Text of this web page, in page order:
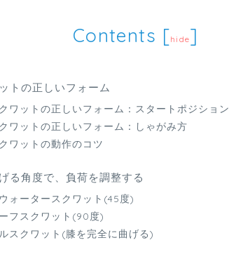
Contents [hide]
トの正しいフォーム
ワットの正しいフォーム：スタートポジション
ワットの正しいフォーム：しゃがみ方
ワットの動作のコツ
る角度で、負荷を調整する
ォータースクワット(45度)
フスクワット(90度)
スクワット(膝を完全に曲げる)